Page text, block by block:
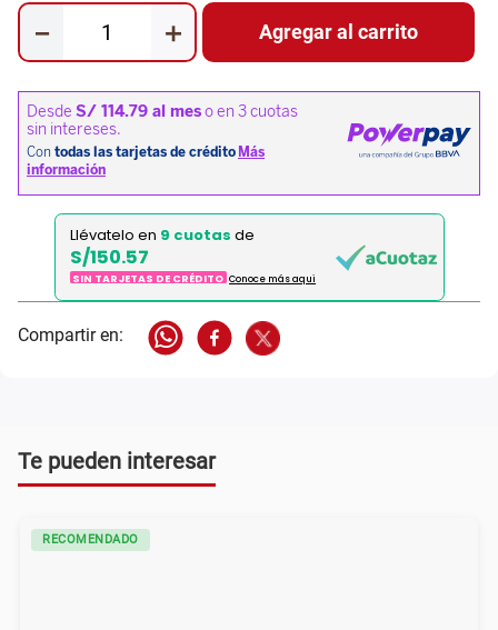
＋
－ Agregar al carrito
Llévatelo en 9 cuotas de
S/150.57
SIN TARJETAS DE CRÉDITO Conoce más aqui
Te pueden interesar
RECOMENDADO